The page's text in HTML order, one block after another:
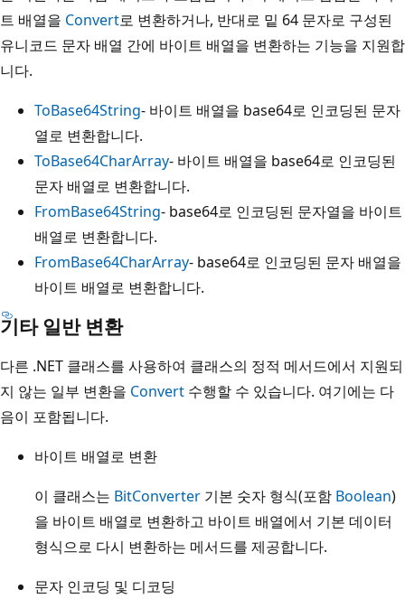
트 배열을 Convert로 변환하거나, 반대로 밑 64 문자로 구성된
유니코드 문자 배열 간에 바이트 배열을 변환하는 기능을 지원합
니다.
ToBase64String- 바이트 배열을 base64로 인코딩된 문자
열로 변환합니다.
ToBase64CharArray- 바이트 배열을 base64로 인코딩된
문자 배열로 변환합니다.
FromBase64String- base64로 인코딩된 문자열을 바이트
배열로 변환합니다.
FromBase64CharArray- base64로 인코딩된 문자 배열을
바이트 배열로 변환합니다.
기타 일반 변환
다른 .NET 클래스를 사용하여 클래스의 정적 메서드에서 지원되
지 않는 일부 변환을 Convert 수행할 수 있습니다. 여기에는 다
음이 포함됩니다.
바이트 배열로 변환
이 클래스는 BitConverter 기본 숫자 형식(포함 Boolean)
을 바이트 배열로 변환하고 바이트 배열에서 기본 데이터
형식으로 다시 변환하는 메서드를 제공합니다.
문자 인코딩 및 디코딩